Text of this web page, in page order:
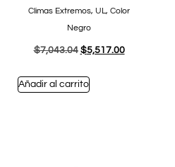
Climas Extremos, UL, Color
Negro
$7,043.04 $5,517.00
Añadir al carrito